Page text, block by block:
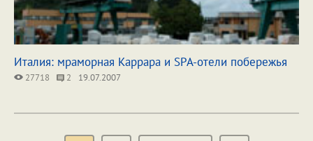
Италия: мраморная Каррара и SPA-отели побережья
27718 2 19.07.2007